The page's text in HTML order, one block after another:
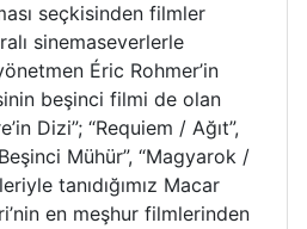
seçkisinden filmler
sinemaseverlerle
Éric Rohmer’in
beşinci filmi de olan
Dizi”; “Requiem / Ağıt”,
Mühür”, “Magyarok /
tanıdığımız Macar
en meşhur filmlerinden